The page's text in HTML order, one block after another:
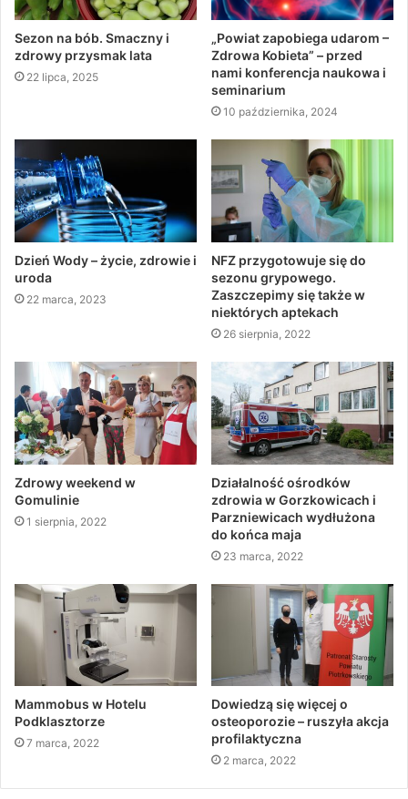
Sezon na bób. Smaczny i
zdrowy przysmak lata
22 lipca, 2025
„Powiat zapobiega udarom –
Zdrowa Kobieta” – przed
nami konferencja naukowa i
seminarium
10 października, 2024
Dzień Wody – życie, zdrowie i
uroda
22 marca, 2023
NFZ przygotowuje się do
sezonu grypowego.
Zaszczepimy się także w
niektórych aptekach
26 sierpnia, 2022
Zdrowy weekend w
Gomulinie
1 sierpnia, 2022
Działalność ośrodków
zdrowia w Gorzkowicach i
Parzniewicach wydłużona
do końca maja
23 marca, 2022
Mammobus w Hotelu
Podklasztorze
7 marca, 2022
Dowiedzą się więcej o
osteoporozie – ruszyła akcja
profilaktyczna
2 marca, 2022